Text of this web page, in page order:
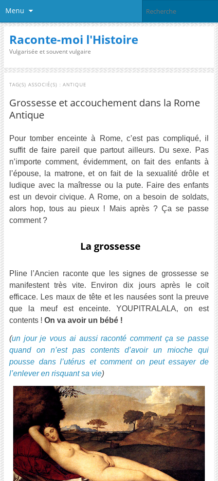
Menu
Raconte-moi l'Histoire
Vulgarisée et souvent vulgaire
TAG(S) ASSOCIÉ(S) : ANTIQUE
Grossesse et accouchement dans la Rome
Antique
Pour tomber enceinte à Rome, c’est pas compliqué, il
suffit de faire pareil que partout ailleurs. Du sexe. Pas
n’importe comment, évidemment, on fait des enfants à
l’épouse, la matrone, et on fait de la sexualité drôle et
ludique avec la maîtresse ou la pute. Faire des enfants
est un devoir civique. A Rome, on a besoin de soldats,
alors hop, tous au pieux ! Mais après ? Ça se passe
comment ?
La grossesse
Pline l’Ancien raconte que les signes de grossesse se
manifestent très vite. Environ dix jours après le coït
efficace. Les maux de tête et les nausées sont la preuve
que la meuf est enceinte. YOUPITRALALA, on est
contents ! On va avoir un bébé !
(un jour je vous ai aussi raconté comment ça se passe
quand on n’est pas contents d’avoir un mioche qui
pousse dans l’utérus et comment on peut essayer de
l’enlever en risquant sa vie)